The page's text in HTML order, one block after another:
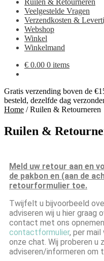
Ruilen & Retourneren
Veelgestelde Vragen
Verzendkosten &
Webshop
Winkel
Winkelmand
€ 0.00 0 items
Gratis verzending boven de
besteld, dezelfde dag
Home /Ruilen & Retourneren
Ruilen &
Meld uw retour aan en
de pakbon en (aan de
retourformulier toe.
Twijfelt u bijvoorbeeld
adviseren wij u hier graag
contact met ons
contactformulier, per mail
onze chat. Wij proberen u
adviseren/informeren om